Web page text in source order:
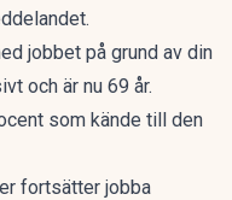
jobbet på grund av din
och är nu 69 år.
som kände till den
fortsätter jobba